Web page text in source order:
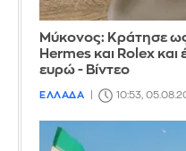
Μύκονος: Κράτησε
Hermes και Rolex
ευρώ - Βίντεο
ΕΛΛΑΔΑ 10:53,